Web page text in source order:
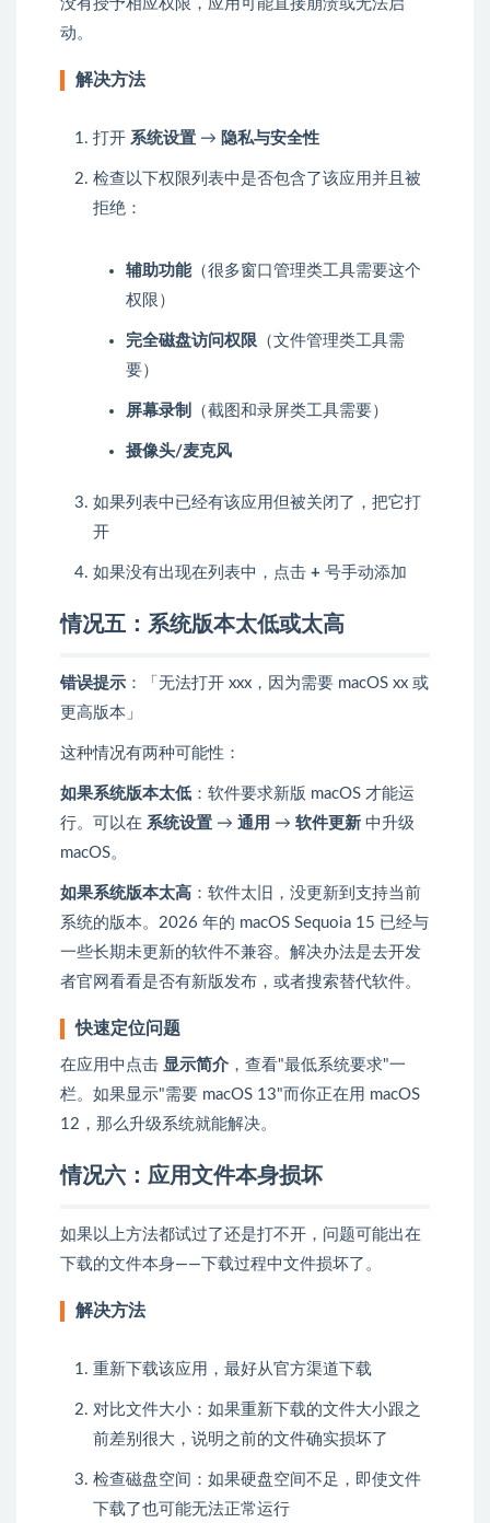
没有授予相应权限，应用可能直接崩溃或无法启
动。
解决方法
打开 系统设置 → 隐私与安全性
检查以下权限列表中是否包含了该应用并且被
拒绝：
辅助功能（很多窗口管理类工具需要这个
权限）
完全磁盘访问权限 （文件管理类工具需
要）
屏幕录制 （截图和录屏类工具需要）
摄像头/麦克风
如果列表中已经有该应用但被关闭了，把它打
开
如果没有出现在列表中，点击 + 号手动添加
情况五：系统版本太低或太高
错误提示 ：「无法打开 xxx，因为需要 macOS xx 或
更高版本」
这种情况有两种可能性：
如果系统版本太低 ：软件要求新版 macOS 才能运
行。可以在 系统设置 → 通用 → 软件更新 中升级
macOS。
如果系统版本太高 ：软件太旧，没更新到支持当前
系统的版本。2026 年的 macOS Sequoia 15 已经与
一些长期未更新的软件不兼容。解决办法是去开发
者官网看看是否有新版发布，或者搜索替代软件。
快速定位问题
在应用中点击 显示简介 ，查看"最低系统要求"一
栏。如果显示"需要 macOS 13"而你正在用 macOS
12，那么升级系统就能解决。
情况六：应用文件本身损坏
如果以上方法都试过了还是打不开，问题可能出在
下载的文件本身——下载过程中文件损坏了。
解决方法
重新下载该应用，最好从官方渠道下载
对比文件大小：如果重新下载的文件大小跟之
前差别很大，说明之前的文件确实损坏了
检查磁盘空间：如果硬盘空间不足，即使文件
下载了也可能无法正常运行